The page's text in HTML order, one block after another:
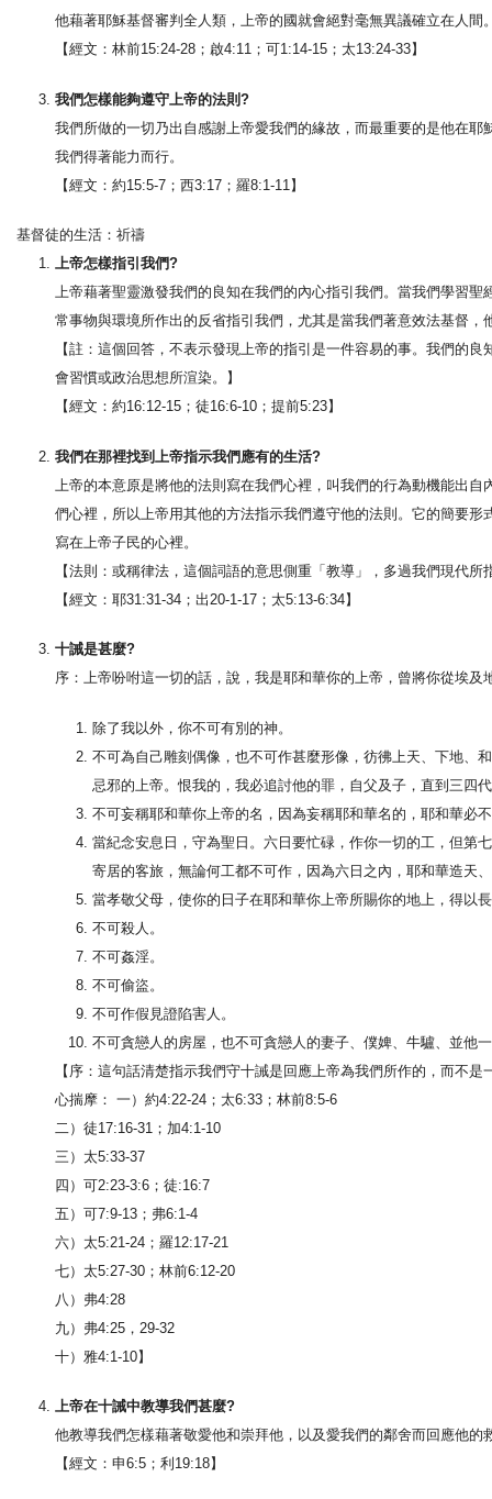
他藉著耶穌基督審判全人類，上帝的國就會絕對毫無異議確立在人間
【經文：林前15:24-28；啟4:11；可1:14-15；太13:24-33】
我們怎樣能夠遵守上帝的法則?
我們所做的一切乃出自感謝上帝愛我們的緣故，而最重要的是他在
我們得著能力而行。
【經文：約15:5-7；西3:17；羅8:1-11】
基督徒的生活：祈禱
上帝怎樣指引我們?
上帝藉著聖靈激發我們的良知在我們的內心指引我們。當我們學習
常事物與環境所作出的反省指引我們，尤其是當我們著意效法基督，
【註：這個回答，不表示發現上帝的指引是一件容易的事。我們的
會習慣或政治思想所渲染。】
【經文：約16:12-15；徒16:6-10；提前5:23】
我們在那裡找到上帝指示我們應有的生活?
上帝的本意原是將他的法則寫在我們心裡，叫我們的行為動機能出
們心裡，所以上帝用其他的方法指示我們遵守他的法則。它的簡要
寫在上帝子民的心裡。
【法則：或稱律法，這個詞語的意思側重「教導」，多過我們現代所
【經文：耶31:31-34；出20-1-17；太5:13-6:34】
十誡是甚麼?
序：上帝吩咐這一切的話，說，我是耶和華你的上帝，曾將你從埃及
除了我以外，你不可有別的神。
不可為自己雕刻偶像，也不可作甚麼形像，彷彿上天、下地、
忌邪的上帝。恨我的，我必追討他的罪，自父及子，直到三四
不可妄稱耶和華你上帝的名，因為妄稱耶和華名的，耶和華必
當紀念安息日，守為聖日。六日要忙碌，作你一切的工，但第
寄居的客旅，無論何工都不可作，因為六日之內，耶和華造天
當孝敬父母，使你的日子在耶和華你上帝所賜你的地上，得以
不可殺人。
不可姦淫。
不可偷盜。
不可作假見證陷害人。
不可貪戀人的房屋，也不可貪戀人的妻子、僕婢、牛驢、並他
【序：這句話清楚指示我們守十誡是回應上帝為我們所作的，而不
心揣摩： 一）約4:22-24；太6:33；林前8:5-6
二）徒17:16-31；加4:1-10
三）太5:33-37
四）可2:23-3:6；徒:16:7
五）可7:9-13；弗6:1-4
六）太5:21-24；羅12:17-21
七）太5:27-30；林前6:12-20
八）弗4:28
九）弗4:25，29-32
十）雅4:1-10】
上帝在十誡中教導我們甚麼?
他教導我們怎樣藉著敬愛他和崇拜他，以及愛我們的鄰舍而回應他的
【經文：申6:5；利19:18】